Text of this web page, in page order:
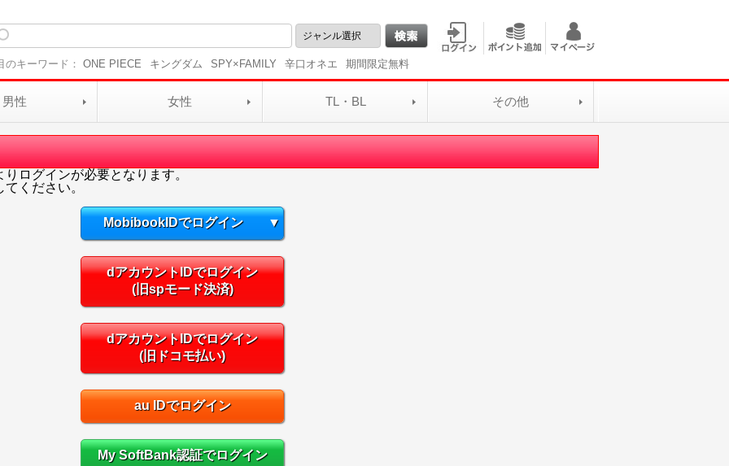
のキーワード： ONE PIECE キングダム SPY×FAMILY 辛口オネエ 期間限定無料
男性 女性 TL・BL その他
ログインが必要となります。
ください。
MobibookIDでログイン ▼
dアカウントIDでログイン
(旧spモード決済)
dアカウントIDでログイン
(旧ドコモ払い)
au IDでログイン
My SoftBank認証でログイン